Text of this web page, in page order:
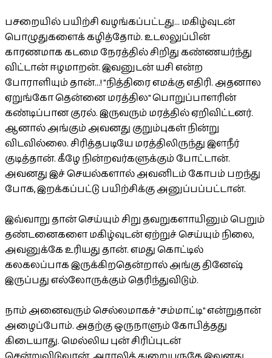
பசறையில் பயிற்சி வழங்கப்பட்டது... மகிழ்வுடன்
பொழுதுகளைக் கழித்தோம். உடலலுப்பின்
காரணமாக கடமை நேரத்தில் சிறிது கண்ணயர்ந்து
விட்டான் ஈழமாறன். இவனுடன் யசி என்ற
போராளியும் தான்...! "நித்திரை எமக்கு எதிரி. அதனால
ஏறுங்கோ தென்னை மரத்தில" பொறுப்பாளரின்
கண்டிப்பான குரல். இருவரும் மரத்தில் ஏறிவிட்டனர்.
ஆனால் அங்கும் அவனது குறும்புகள் நின்று
விடவில்லை. சிரித்தபடியே மரத்திலிருந்து இளநீர்
குடித்தான். கீழே நின்றவர்களுக்கும் போட்டான்.
அவனது இச் செயல்களால் அவனிடம் கோபம் பறந்து
போக, இறக்கப்பட்டு பயிற்சிக்கு அனுப்பப்பட்டான்.
இவ்வாறு தான் செய்யும் சிறு தவறுகளாயினும் பெறும்
தண்டனைகளை மகிழ்வுடன் ஏற்றுச் செய்யும் நிலை,
அவனுக்கே உரியது தான். எமது கொட்டில்
கலகலப்பாக இருக்கிறதென்றால் அங்கு தினேஷ்
இருப்பது எல்லோருக்கும் தெரிந்துவிடும்.
நாம் அனைவரும் செல்லமாகச் "சம்மாட்டி" என்றுதான்
அழைப்போம். அதற்கு ஒருநாளும் கோபித்தது
கிடையாது. மெல்லிய புன் சிரிப்புடன்